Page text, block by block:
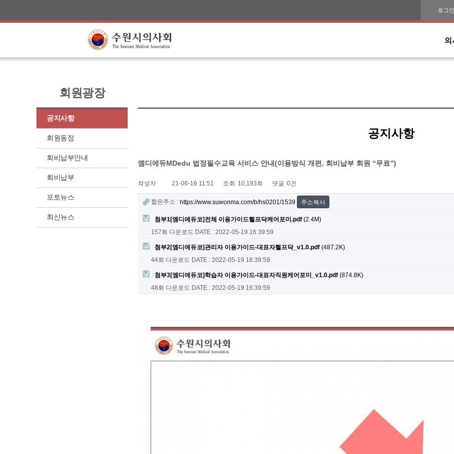
로그인
의
회원광장
공지사항
회원동정
회비납부안내
회비납부
포토뉴스
최신뉴스
공지사항
엠디에듀MDedu 법정필수교육 서비스 안내(이용방식 개편, 회비납부 회원 “무료”)
작성자 21-06-16 11:51 조회 10,193회 댓글 0건
짧은주소 : https://www.suwonma.com/b/hs0201/1539 주소복사
첨부1[엠디에듀코]전체 이용가이드헬프닥케어포미.pdf (2.4M)
157회 다운로드 DATE : 2022-05-19 16:39:59
첨부2[엠디에듀코]관리자 이용가이드-대표자헬프닥_v1.0.pdf (487.2K)
44회 다운로드 DATE : 2022-05-19 16:39:59
첨부3[엠디에듀코]학습자 이용가이드-대표자직원케어포미_v1.0.pdf (874.8K)
48회 다운로드 DATE : 2022-05-19 16:39:59